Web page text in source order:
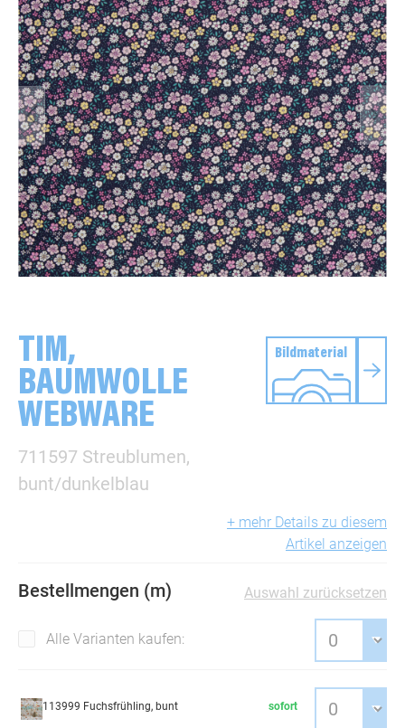
TIM,
BAUMWOLLE
WEBWARE
711597 Streublumen,
bunt/dunkelblau
Bildmaterial
+ mehr Details zu diesem
Artikel anzeigen
Bestellmengen (m) Auswahl zurücksetzen
Alle Varianten kaufen:
113999 Fuchsfrühling, bunt sofort